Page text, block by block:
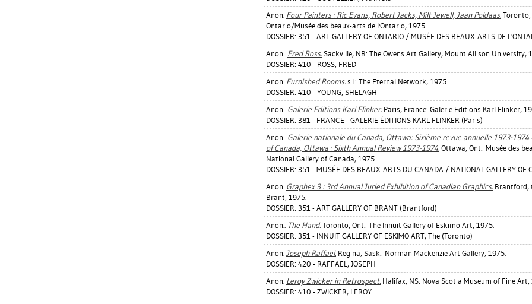
Anon. Four Painters : Ric Evans, Robert Jacks, Milt Jewell, Jaan Poldaas. Toronto,
Ontario/Musée des beaux-arts de l'Ontario, 1975.
DOSSIER: 351 - ART GALLERY OF ONTARIO / MUSÉE DES BEAUX-ARTS DE
Anon.. Fred Ross. Sackville, NB: The Owens Art Gallery, Mount Allison University,
DOSSIER: 410 - ROSS, FRED
Anon. Furnished Rooms. s.l.: The Eternal Network, 1975.
DOSSIER: 410 - YOUNG, SHELAGH
Anon.. Galerie Editions Karl Flinker. Paris, France: Galerie Editions Karl Flinker,
DOSSIER: 381 - FRANCE - GALERIE ÉDITIONS KARL FLINKER (Paris)
Anon.. Galerie nationale du Canada, Ottawa: Sixième revue annuelle 1973-
of Canada, Ottawa : Sixth Annual Review 1973-1974. Ottawa, Ont.: Musée des
National Gallery of Canada, 1975.
DOSSIER: 351 - MUSÉE DES BEAUX-ARTS DU CANADA / NATIONAL GALLERY
Anon. Graphex 3 : 3rd Annual Juried Exhibition of Canadian Graphics. Brantford,
Brant, 1975.
DOSSIER: 351 - ART GALLERY OF BRANT (Brantford)
Anon.. The Hand. Toronto, Ont.: The Innuit Gallery of Eskimo Art, 1975.
DOSSIER: 351 - INNUIT GALLERY OF ESKIMO ART, The (Toronto)
Anon. Joseph Raffael. Regina, Sask.: Norman Mackenzie Art Gallery, 1975.
DOSSIER: 420 - RAFFAEL, JOSEPH
Anon. Leroy Zwicker in Retrospect. Halifax, NS: Nova Scotia Museum of Fine Art,
DOSSIER: 410 - ZWICKER, LEROY